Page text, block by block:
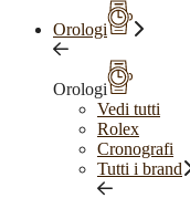
Orologi
Orologi
Vedi tutti
Rolex
Cronografi
Tutti i brand